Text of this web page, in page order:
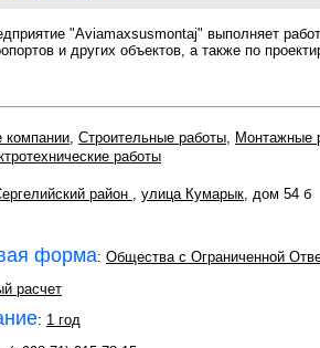
"Aviamaxsusmontaj" выполняет
и других объектов, а также по
компании, Строительные работы, Монтажные
работы
район , улица Кумарык, дом 54 б
форма: Общества с Ограниченной
расчет
: 1 год